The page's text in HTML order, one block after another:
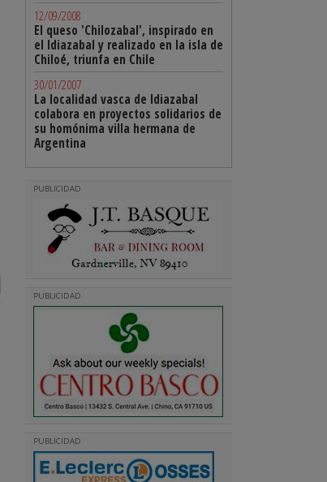
12/09/2008
El queso 'Chilozabal', inspirado en
el Idiazabal y realizado en la isla de
Chiloé, triunfa en Chile
30/01/2007
La localidad vasca de Idiazabal
colabora en proyectos solidarios de
su homónima villa hermana de
Argentina
PUBLICIDAD
PUBLICIDAD
PUBLICIDAD